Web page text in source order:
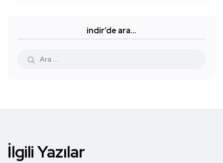
indir’de ara…
İlgili Yazılar